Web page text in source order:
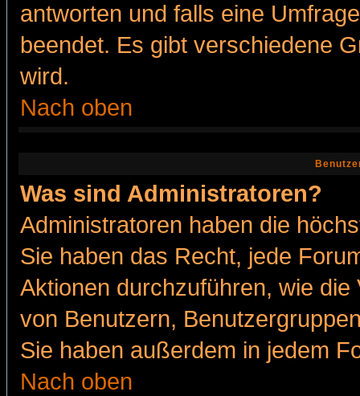
antworten und falls eine
beendet. Es gibt verschiedene
wird.
Nach oben
Was sind Administratoren?
Administratoren haben die
Sie haben das Recht, jede
Aktionen durchzuführen, wie
von Benutzern,
Sie haben außerdem in jedem
Nach oben